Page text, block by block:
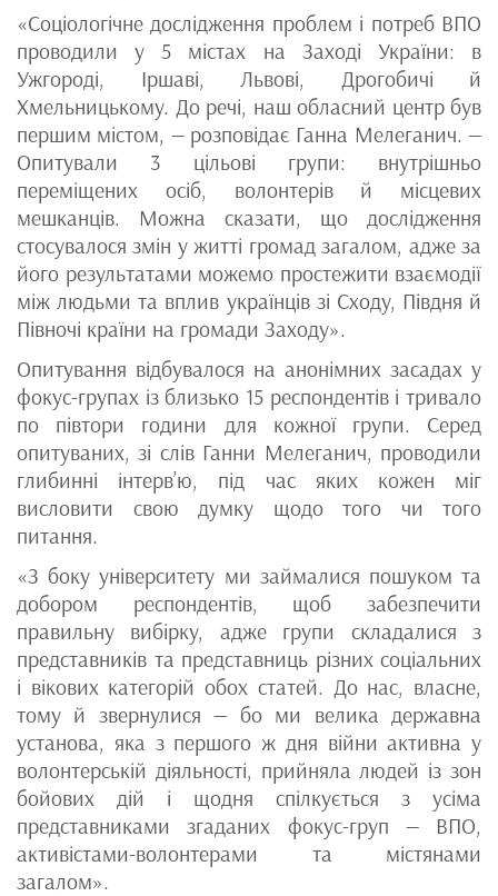
«Соціологічне дослідження проблем і потреб ВПО
проводили у 5 містах на Заході України: в
Ужгороді, Іршаві, Львові, Дрогобичі й
Хмельницькому. До речі, наш обласний центр був
першим містом, — розповідає Ганна Мелеганич. —
Опитували 3 цільові групи: внутрішньо
переміщених осіб, волонтерів й місцевих
мешканців. Можна сказати, що дослідження
стосувалося змін у житті громад загалом, адже за
його результатами можемо простежити взаємодії
між людьми та вплив українців зі Сходу, Півдня й
Півночі країни на громади Заходу».
Опитування відбувалося на анонімних засадах у
фокус-групах із близько 15 респондентів і тривало
по півтори години для кожної групи. Серед
опитуваних, зі слів Ганни Мелеганич, проводили
глибинні інтерв’ю, під час яких кожен міг
висловити свою думку щодо того чи того
питання.
«З боку університету ми займалися пошуком та
добором респондентів, щоб забезпечити
правильну вибірку, адже групи складалися з
представників та представниць різних соціальних
і вікових категорій обох статей. До нас, власне,
тому й звернулися — бо ми велика державна
установа, яка з першого ж дня війни активна у
волонтерській діяльності, прийняла людей із зон
бойових дій і щодня спілкується з усіма
представниками згаданих фокус-груп — ВПО,
активістами-волонтерами та містянами
загалом».